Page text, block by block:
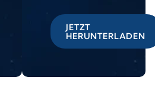
JETZT
HERUNTERLADEN